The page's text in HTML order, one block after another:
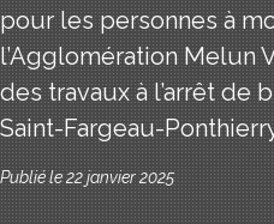
pour les personnes à
l’Agglomération Melun
des travaux à l’arrêt de
Saint-Fargeau-
Publié le 22 janvier 2025